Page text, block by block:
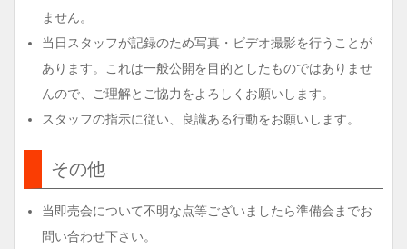
ません。
当日スタッフが記録のため写真・ビデオ撮影を行うことが
あります。これは一般公開を目的としたものではありませ
んので、ご理解とご協力をよろしくお願いします。
スタッフの指示に従い、良識ある行動をお願いします。
その他
当即売会について不明な点等ございましたら準備会までお
問い合わせ下さい。